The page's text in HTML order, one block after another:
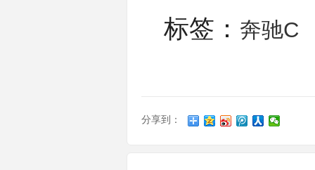
标签： 奔驰C
分享到：